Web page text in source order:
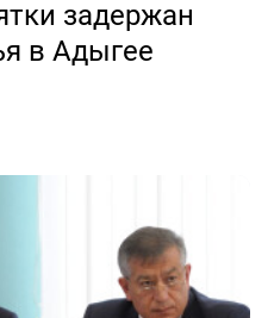
задержан
в Адыгее